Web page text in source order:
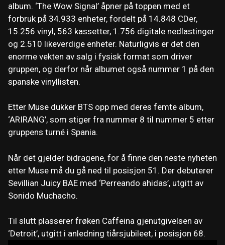
album. ‘The Wow Signal’ åpner på toppen med et
forbruk på 34.933 enheter, fordelt på 14.848 CDer,
15.256 vinyl, 563 kassetter, 1.756 digitale nedlastinger
og 2.510 likeverdige enheter. Naturligvis er det den
enorme vekten av salg i fysisk format som driver
gruppen, og derfor når albumet også nummer 1 på den
spanske vinyllisten.
Etter Muse dukker BTS opp med deres femte album,
‘ARIRANG’, som stiger fra nummer 8 til nummer 5 etter
gruppens turné i Spania.
Når det gjelder bidragene, for å finne den neste nyheten
etter Muse må du gå ned til posisjon 51. Der debuterer
Sevillian Juicy BAE med ‘Perreando ahidas’, utgitt av
Sonido Muchacho.
Til slutt plasserer frøken Caffeina gjenutgivelsen av
‘Detroit’, utgitt i anledning tiårsjubileet, i posisjon 68.